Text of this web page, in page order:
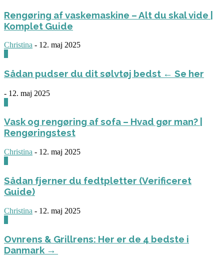
Rengøring af vaskemaskine – Alt du skal vide |
Komplet Guide
Christina - 12. maj 2025
Sådan pudser du dit sølvtøj bedst ← Se her
- 12. maj 2025
Vask og rengøring af sofa – Hvad gør man? |
Rengøringstest
Christina - 12. maj 2025
Sådan fjerner du fedtpletter (Verificeret
Guide)
Christina - 12. maj 2025
Ovnrens & Grillrens: Her er de 4 bedste i
Danmark →